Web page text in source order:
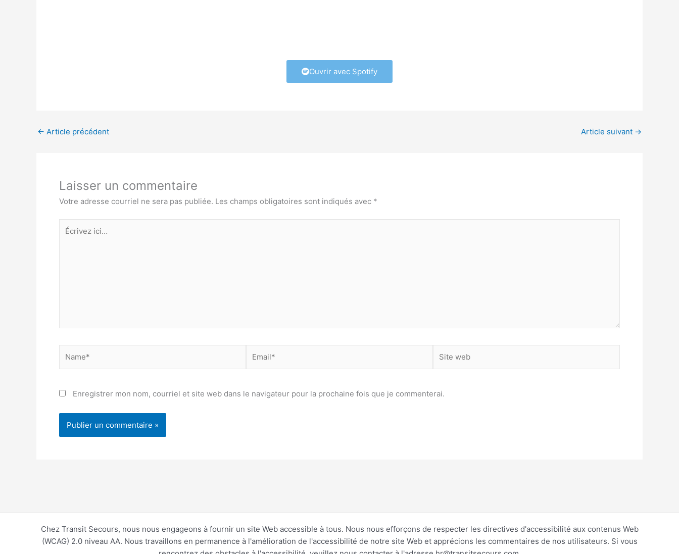
Ouvrir avec Spotify
← Article précédent Article suivant →
Laisser un commentaire
Votre adresse courriel ne sera pas publiée. Les champs obligatoires sont indiqués avec *
Écrivez
ici…
web
Enregistrer mon nom, courriel et site web dans le navigateur pour la prochaine fois que je commenterai.
Chez Transit Secours, nous nous engageons à fournir un site Web accessible à tous. Nous nous efforçons de respecter les directives d'accessibilité aux contenus Web
(WCAG) 2.0 niveau AA. Nous travaillons en permanence à l'amélioration de l'accessibilité de notre site Web et apprécions les commentaires de nos utilisateurs. Si vous